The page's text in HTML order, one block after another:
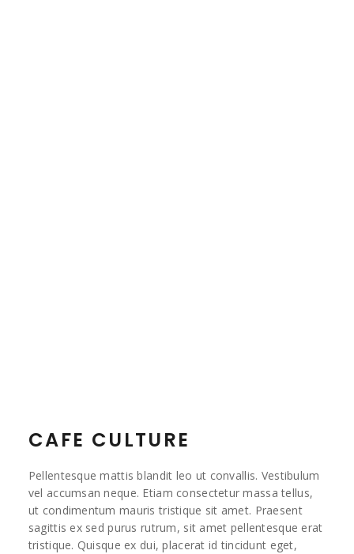
CAFE CULTURE
Pellentesque mattis blandit leo ut convallis. Vestibulum
vel accumsan neque. Etiam consectetur massa tellus,
ut condimentum mauris tristique sit amet. Praesent
sagittis ex sed purus rutrum, sit amet pellentesque erat
tristique. Quisque ex dui, placerat id tincidunt eget,